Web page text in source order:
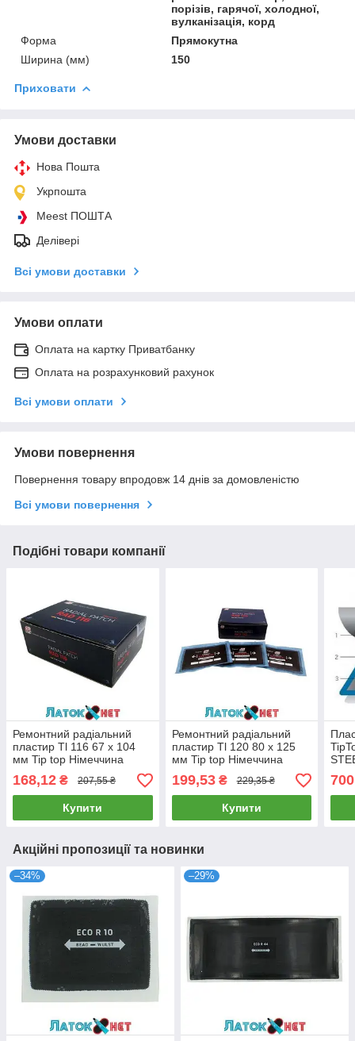
порізів, гарячої, холодної,
вулканізація, корд
Форма
Прямокутна
Ширина (мм)
150
Приховати
Умови доставки
Нова Пошта
Укрпошта
Meest ПОШТА
Делівері
Всі умови доставки
Умови оплати
Оплата на картку Приватбанку
Оплата на розрахунковий рахунок
Всі умови оплати
Умови повернення
Повернення товару впродовж 14 днів за домовленістю
Всі умови повернення
Подібні товари компанії
Ремонтний радіальний
пластир Tl 116 67 х 104
мм Tip top Німеччина
168,12 ₴ 207,55 ₴
Купити
Ремонтний радіальний
пластир Tl 120 80 х 125
мм Tip top Німеччина
199,53₴ 229,35 ₴
Купити
Акційні пропозиції та новинки
–34% –29%